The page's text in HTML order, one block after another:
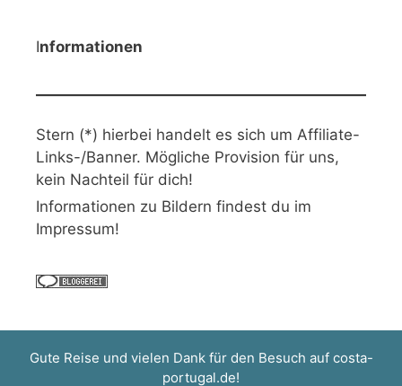
Informationen
Stern (*) hierbei handelt es sich um Affiliate-
Links-/Banner. Mögliche Provision für uns,
kein Nachteil für dich!
Informationen zu Bildern findest du im
Impressum!
Gute Reise und vielen Dank für den Besuch auf costa-
portugal.de!